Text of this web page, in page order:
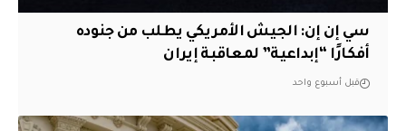
سي إن إن: الجيش الأمريكي يطلب من جنوده
أفكارًا “إبداعية” لمعاقبة إيران
قبل أسبوع واحد